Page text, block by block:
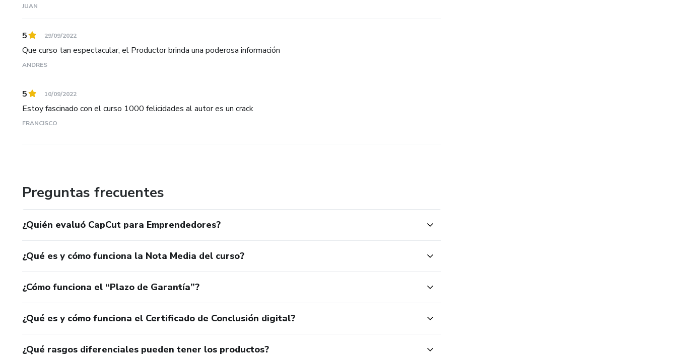
JUAN
5 29/09/2022
Que curso tan espectacular, el Productor brinda una poderosa información
ANDRES
5 10/09/2022
Estoy fascinado con el curso 1000 felicidades al autor es un crack
FRANCISCO
Preguntas frecuentes
¿Quién evaluó CapCut para Emprendedores?
¿Qué es y cómo funciona la Nota Media del curso?
¿Cómo funciona el “Plazo de Garantía”?
¿Qué es y cómo funciona el Certificado de Conclusión digital?
¿Qué rasgos diferenciales pueden tener los productos?